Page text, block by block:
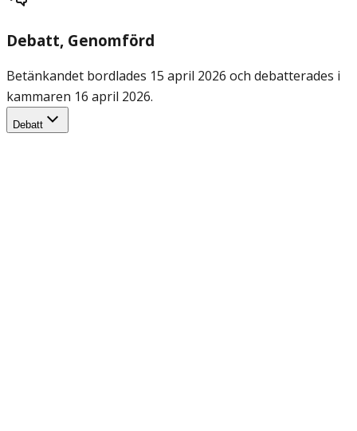
Debatt, Genomförd
Betänkandet bordlades 15 april 2026 och debatterades i
kammaren 16 april 2026.
Debatt